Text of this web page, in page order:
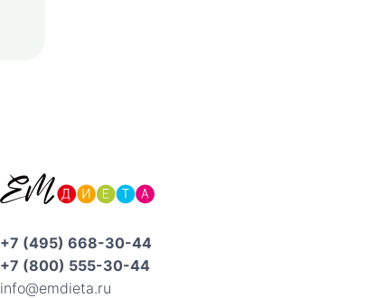
+7 (495) 668-30-44
+7 (800) 555-30-44
info@emdieta.ru